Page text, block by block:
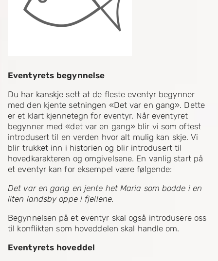
Eventyrets begynnelse
Du har kanskje sett at de fleste eventyr begynner
med den kjente setningen «Det var en gang». Dette
er et klart kjennetegn for eventyr. Når eventyret
begynner med «det var en gang» blir vi som oftest
introdusert til en verden hvor alt mulig kan skje. Vi
blir trukket inn i historien og blir introdusert til
hovedkarakteren og omgivelsene. En vanlig start på
et eventyr kan for eksempel være følgende:
Det var en gang en jente het Maria som bodde i en
liten landsby oppe i fjellene.
Begynnelsen på et eventyr skal også introdusere oss
til konflikten som hoveddelen skal handle om.
Eventyrets hoveddel